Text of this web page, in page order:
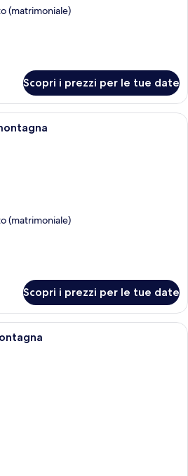
(matrimoniale)
Scopri i prezzi per le tue date
Una camera da letto moderna con
(matrimoniale)
Scopri i prezzi per le tue date
Una camera d'albergo moderna